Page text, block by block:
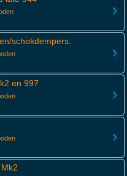
schokdempers.
en 997